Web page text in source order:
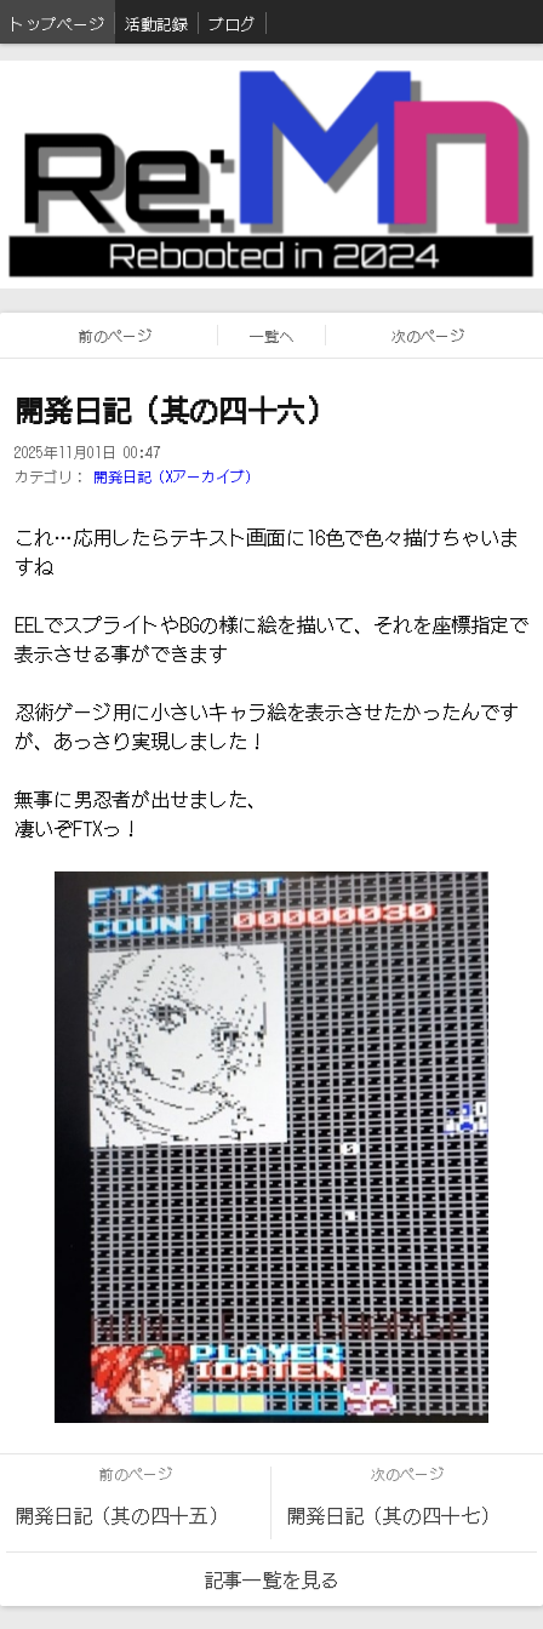
トップページ 活動記録 ブログ
前のページ 一覧へ 次のページ
開発日記（其の四十六）
2025年11月01日 00:47
カテゴリ：
開発日記（Xアーカイブ）
これ…応用したらテキスト画面に16色で色々描けちゃいま
すね
EELでスプライトやBGの様に絵を描いて、それを座標指定で
表示させる事ができます
忍術ゲージ用に小さいキャラ絵を表示させたかったんです
が、あっさり実現しました！
無事に男忍者が出せました、
凄いぞFTXっ！
前のページ
開発日記（其の四十五）
次のページ
開発日記（其の四十七）
記事一覧を見る